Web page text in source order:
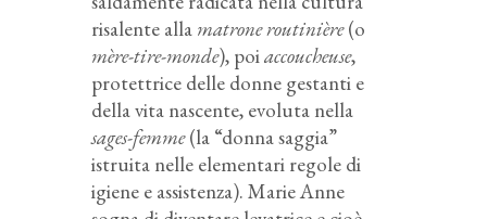
risalente alla matrone routinière(o
mère-tire-monde), poiaccoucheuse,
protettrice delle donne gestanti e
della vita nascente, evoluta nella
sages-femme(la “donna saggia”
istruita nelle elementari regole di
igiene e assistenza). Marie Anne